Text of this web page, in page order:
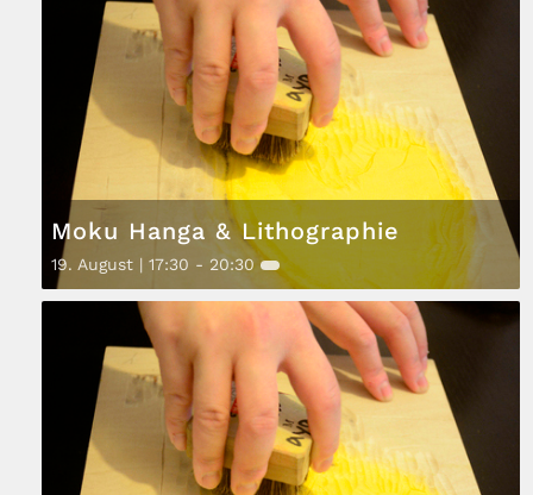
Moku Hanga & Lithographie
19. August | 17:30 - 20:30